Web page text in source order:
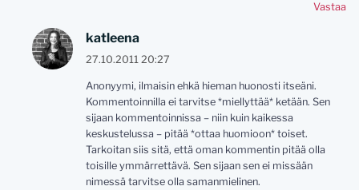
Vastaa
katleena
27.10.2011 20:27
Anonyymi, ilmaisin ehkä hieman huonosti itseäni.
Kommentoinnilla ei tarvitse *miellyttää* ketään. Sen
sijaan kommentoinnissa – niin kuin kaikessa
keskustelussa – pitää *ottaa huomioon* toiset.
Tarkoitan siis sitä, että oman kommentin pitää olla
toisille ymmärrettävä. Sen sijaan sen ei missään
nimessä tarvitse olla samanmielinen.